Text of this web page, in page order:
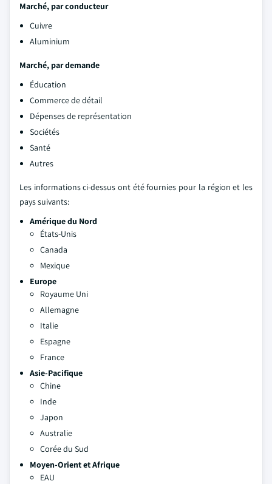
Marché, par conducteur
Cuivre
Aluminium
Marché, par demande
Éducation
Commerce de détail
Dépenses de représentation
Sociétés
Santé
Autres
Les informations ci-dessus ont été fournies pour la région et les
pays suivants:
Amérique du Nord
États-Unis
Canada
Mexique
Europe
Royaume Uni
Allemagne
Italie
Espagne
France
Asie-Pacifique
Chine
Inde
Japon
Australie
Corée du Sud
Moyen-Orient et Afrique
EAU